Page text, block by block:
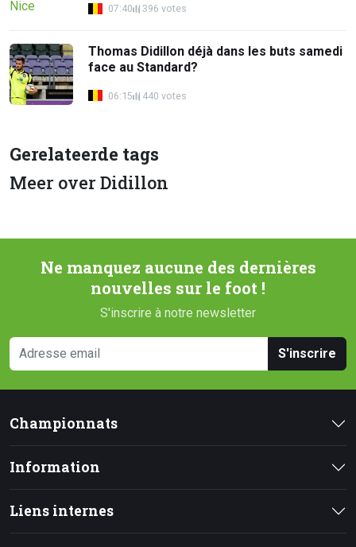
07:40 396 votes
Thomas Didillon déjà dans les buts samedi
face au Standard?
06:15 440 votes
Gerelateerde tags
Meer over Didillon
Ne manquez aucune des dernières
nouvelles sur le foot !
S'inscrire à notre newsletter
S'inscrire
Championnats
Information
Liens internes